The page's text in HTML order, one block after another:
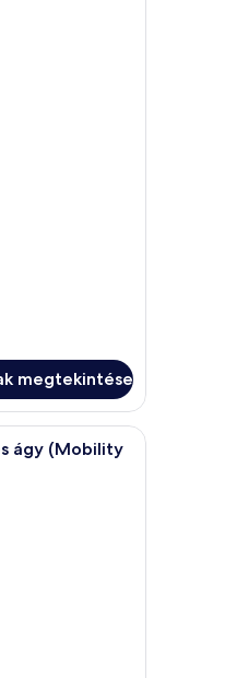
megtekintése
szoba, íróasztallal, széssel,
ágy (Mobility